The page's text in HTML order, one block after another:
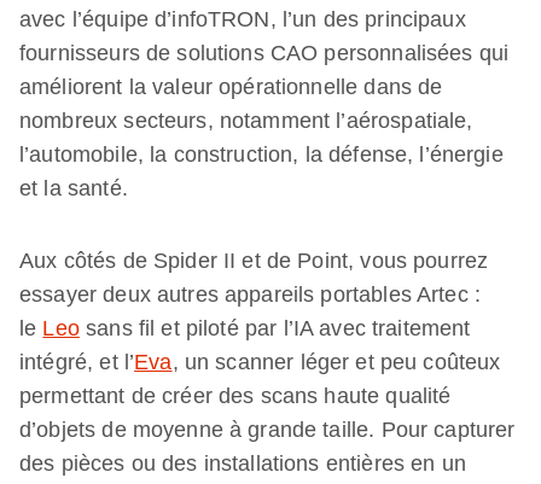
avec l’équipe d’infoTRON, l’un des principaux
fournisseurs de solutions CAO personnalisées qui
améliorent la valeur opérationnelle dans de
nombreux secteurs, notamment l’aérospatiale,
l’automobile, la construction, la défense, l’énergie
et la santé.
Aux côtés de Spider II et de Point, vous pourrez
essayer deux autres appareils portables Artec :
le Leosans fil et piloté par l’IA avec traitement
intégré, et l’Eva, un scanner léger et peu coûteux
permettant de créer des scans haute qualité
d’objets de moyenne à grande taille. Pour capturer
des pièces ou des installations entières en un